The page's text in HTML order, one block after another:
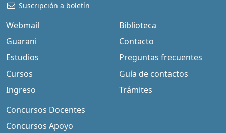
Suscripción a boletín
Webmail
Guarani
Estudios
Cursos
Ingreso
Biblioteca
Contacto
Preguntas frecuentes
Guía de contactos
Trámites
Concursos Docentes
Concursos Apoyo